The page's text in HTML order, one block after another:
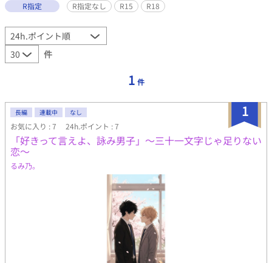
R指定
R指定なし R15 R18
件
1 件
1
長編 連載中 なし
お気に入り : 7 24h.ポイント : 7
「好きって言えよ、詠み男子」～三十一文字じゃ足りない
恋〜
るみ乃。